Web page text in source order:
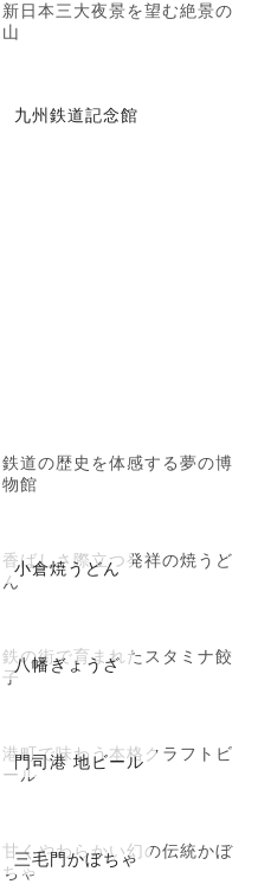
新日本三大夜景を望む絶景の
山
九州鉄道記念館
鉄道の歴史を体感する夢の博
物館
小倉焼うどん
香ばしさ際立つ発祥の焼うど
ん
八幡ぎょうざ
鉄の街で育まれたスタミナ餃
子
門司港 地ビール
港町で味わう本格クラフトビ
ール
三毛門かぼちゃ
甘くやわらかい幻の伝統かぼ
ちゃ